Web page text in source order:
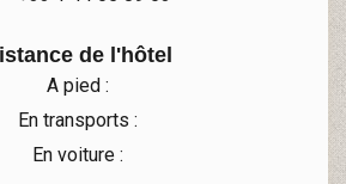
de l'hôtel
A pied :
En transports :
En voiture :